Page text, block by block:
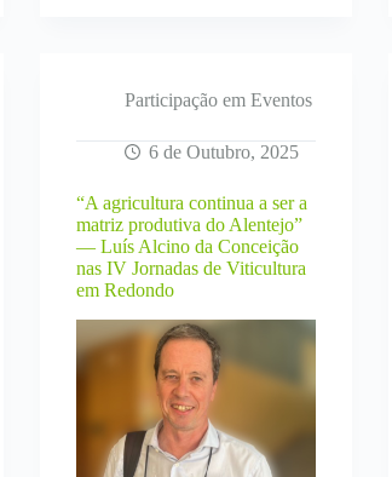
Agricultura
Precisão
Participação em Eventos
6 de Outubro, 2025
“A agricultura continua a ser a
matriz produtiva do Alentejo”
— Luís Alcino da Conceição
nas IV Jornadas de Viticultura
em Redondo